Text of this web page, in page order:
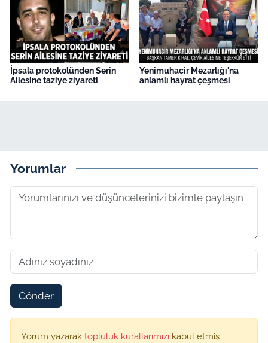
İpsala protokolünden Serin
Ailesine taziye ziyareti
Yenimuhacir Mezarlığı'na
anlamlı hayrat çeşmesi
Yorumlar
Gönder
Yorum yazarak topluluk kurallarımızı kabul etmiş